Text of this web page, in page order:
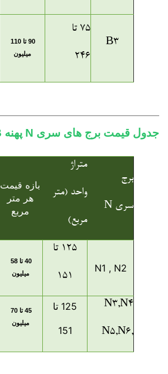
B3
75 تا
246
90 تا 110
میلیون
جدول قیمت برج های سری N پهنه B
برج
سری N
متراژ
واحد (متر
مربع)
بازه قیمت
هر متر
مربع
N1 , N2
125 تا
151
40 تا 58
میلیون
N3,N4
,N5,N6
125 تا
151
45 تا 70
میلیون